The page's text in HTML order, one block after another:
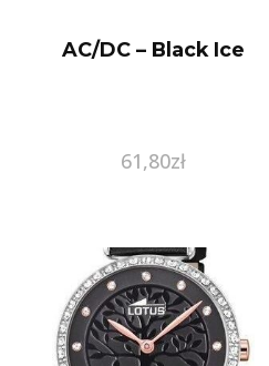
AC/DC – Black Ice
61,80zł